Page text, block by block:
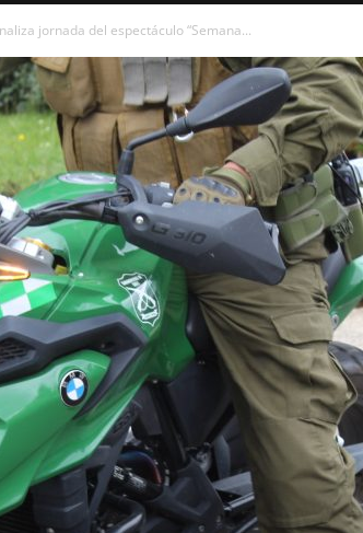
jornada del espectáculo “Semana...